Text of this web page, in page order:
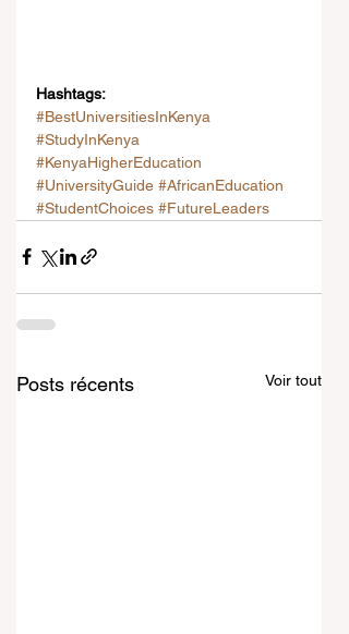
Hashtags:
#BestUniversitiesInKenya
#StudyInKenya
#KenyaHigherEducation
#UniversityGuide #AfricanEducation
#StudentChoices #FutureLeaders
Posts récents Voir tout